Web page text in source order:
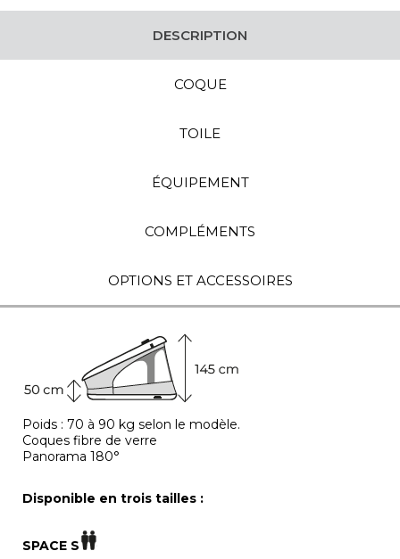
DESCRIPTION
COQUE
TOILE
ÉQUIPEMENT
COMPLÉMENTS
OPTIONS ET ACCESSOIRES
Poids : 70 à 90 kg selon le modèle.
Coques fibre de verre
Panorama 180°
Disponible en trois tailles :
SPACE S